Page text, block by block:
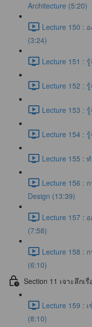
Architecture (5:20)
Lecture 150 :
(3:24)
Lecture 151 :
Lecture 152 :
Lecture 153 :
Lecture 154 :
Lecture 155 :
Lecture 156 :
Design (13:39)
Lecture 157 :
(7:58)
Lecture 158 :
(6:10)
Section 11 เจาะลึกเ
Lecture 159 :
(8:10)